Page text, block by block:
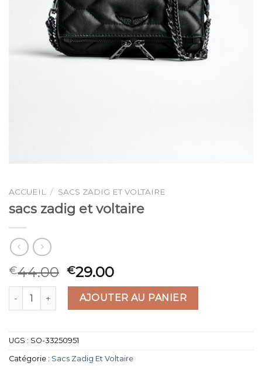
ACCUEIL / SACS ZADIG ET VOLTAIRE
sacs zadig et voltaire
€44.00 €29.00
quantité de sacs zadig et voltaire
AJOUTER AU PANIER
UGS : SO-33250951
Catégorie : Sacs Zadig Et Voltaire